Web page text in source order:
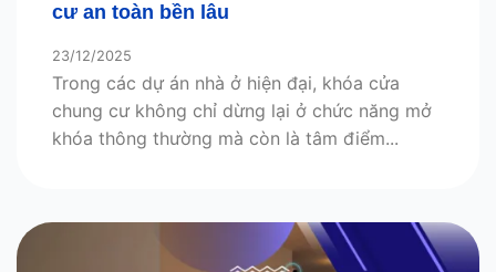
cư an toàn bền lâu
23/12/2025
Trong các dự án nhà ở hiện đại, khóa cửa
chung cư không chỉ dừng lại ở chức năng mở
khóa thông thường mà còn là tâm điểm...